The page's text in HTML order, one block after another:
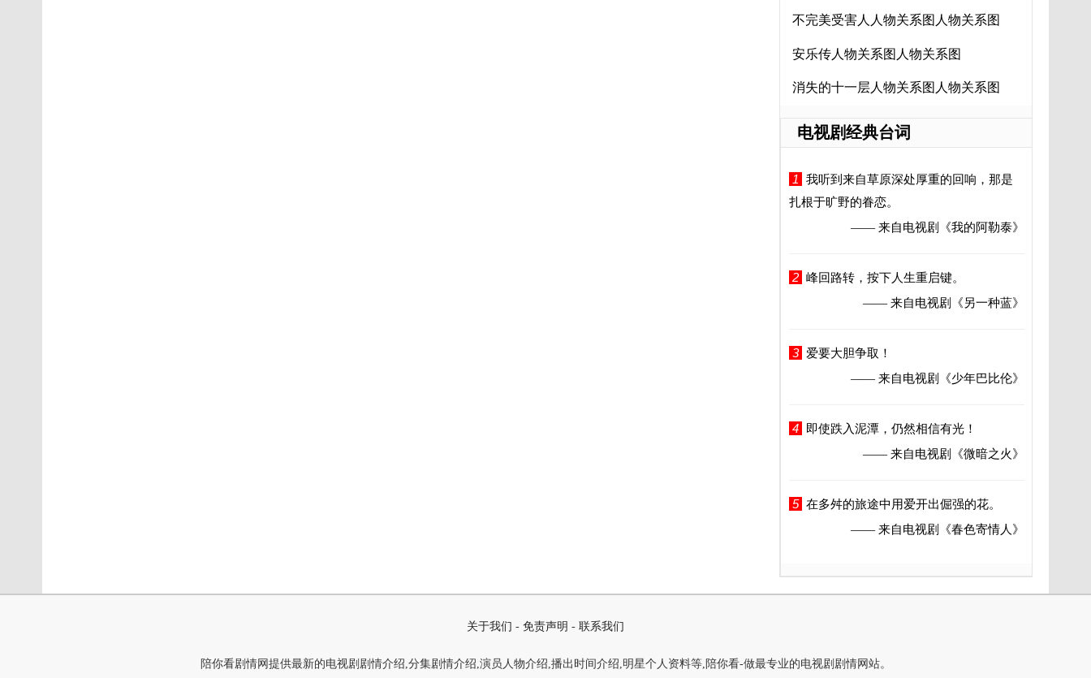
不完美受害人人物关系图人物关系图
安乐传人物关系图人物关系图
消失的十一层人物关系图人物关系图
电视剧经典台词
1
我听到来自草原深处厚重的回响，那是
扎根于旷野的眷恋。
—— 来自电视剧
《我的阿勒泰》
2 峰回路转，按下人生重启键。
—— 来自电视剧
《另一种蓝》
3
爱要大胆争取！
—— 来自电视剧
《少年巴比伦》
4
即使跌入泥潭，仍然相信有光！
—— 来自电视剧
《微暗之火》
5 在多舛的旅途中用爱开出倔强的花。
—— 来自电视剧
《春色寄情人》
关于我们 - 免责声明 - 联系我们
陪你看剧情网提供最新的电视剧剧情介绍,分集剧情介绍,演员人物介绍,播出时间介绍,明星个人资料等,陪你看-做最专业的电视剧剧情网站。